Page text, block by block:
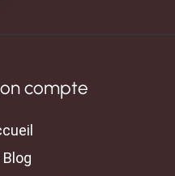
compte
Blog